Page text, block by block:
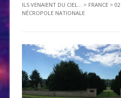
ILS VENAIENT DU CIEL... > FRANCE >
NÉCROPOLE NATIONALE